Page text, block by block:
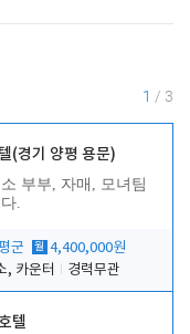
1 / 3
(경기 양평 용문)
부부, 자매, 모녀팀
.
군 월 4,400,000원
, 카운터
경력무관
텔